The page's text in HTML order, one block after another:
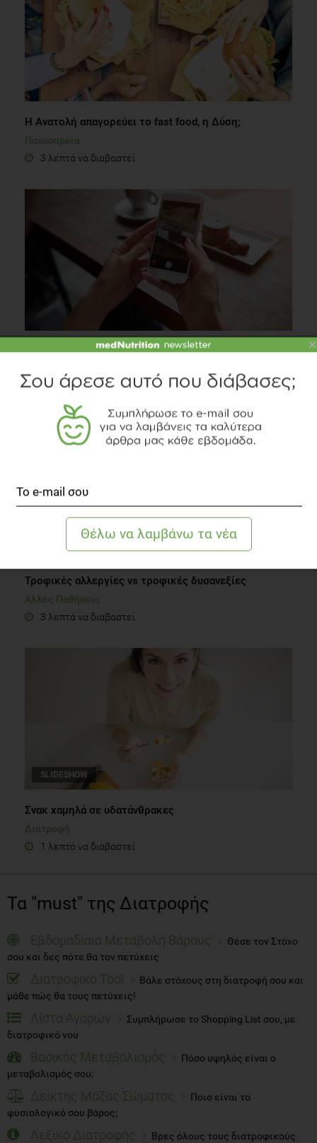
Η Ανατολή απαγορεύει το fast food, η Δύση;
Παχυσαρκία
3 λεπτά να διαβαστεί
4 tips για πιο υγιεινά γλυκά
1 λεπτό να διαβαστεί
Τροφικές αλλεργίες vs τροφικές δυσανεξίες
Άλλες Παθήσεις
3 λεπτά να διαβαστεί
SLIDESHOW
Σνακ χαμηλά σε υδατάνθρακες
Διατροφή
1 λεπτό να διαβαστεί
Τα "must" της Διατροφής
Εβδομαδίαια Μεταβολή Βάρους
Θέσε τον Στόχο
σου και δες πότε θα τον πετύχεις
Διατροφικό Tool
Βάλε στόχους στη διατροφή σου και
μάθε πώς θα τους πετύχεις!
Λίστα Αγορών
Συμπλήρωσε το Shopping List σου, με
διατροφικό νου
Βασικός Μεταβολισμός
Πόσο υψηλός είναι ο
μεταβολισμός σου;
Δείκτης Μάζας Σώματος
Ποιο είναι το
φυσιολογικό σου βάρος;
Λεξικό Διατροφής Βρες όλους τους διατροφικούς
×